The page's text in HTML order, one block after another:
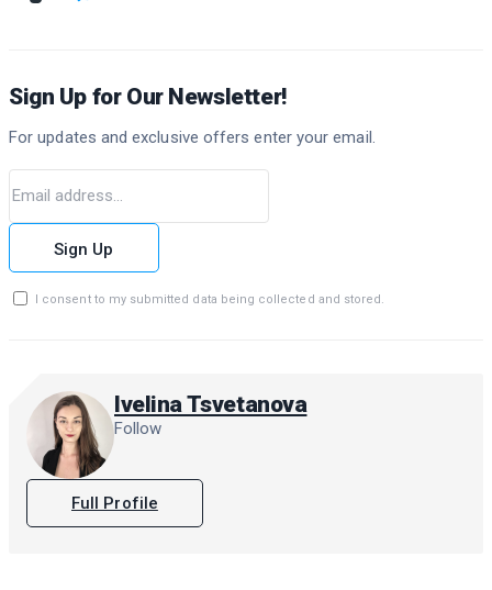
Sign Up for Our Newsletter!
For updates and exclusive offers enter your email.
Sign Up
I consent to my submitted data being collected and stored.
Ivelina Tsvetanova
Follow
Full Profile